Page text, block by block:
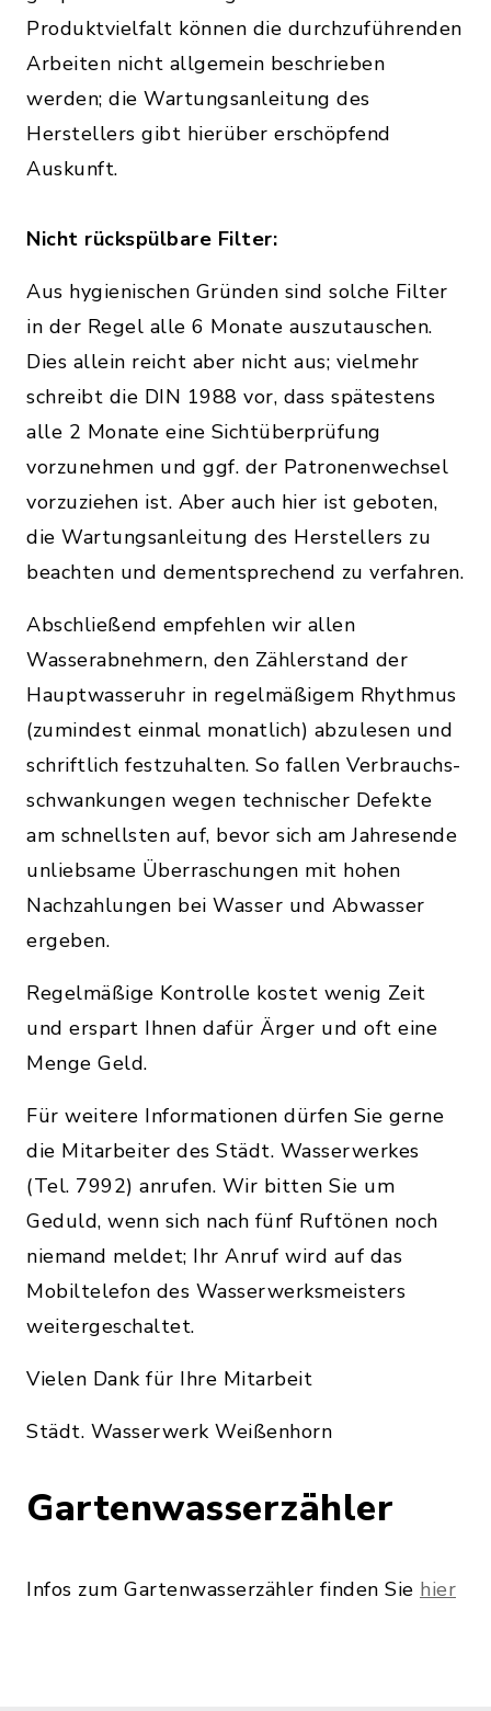
Produktvielfalt können die durchzuführenden
Arbeiten nicht allgemein beschrieben
werden; die Wartungsanleitung des
Herstellers gibt hierüber erschöpfend
Auskunft.
Nicht rückspülbare Filter:
Aus hygienischen Gründen sind solche Filter
in der Regel alle 6 Monate auszutauschen.
Dies allein reicht aber nicht aus; vielmehr
schreibt die DIN 1988 vor, dass spätestens
alle 2 Monate eine Sichtüberprüfung
vorzunehmen und ggf. der Patronenwechsel
vorzuziehen ist. Aber auch hier ist geboten,
die Wartungsanleitung des Herstellers zu
beachten und dementsprechend zu verfahren.
Abschließend empfehlen wir allen
Wasserabnehmern, den Zählerstand der
Hauptwasseruhr in regelmäßigem Rhythmus
(zumindest einmal monatlich) abzulesen und
schriftlich festzuhalten. So fallen Verbrauchs-
schwankungen wegen technischer Defekte
am schnellsten auf, bevor sich am Jahresende
unliebsame Überraschungen mit hohen
Nachzahlungen bei Wasser und Abwasser
ergeben.
Regelmäßige Kontrolle kostet wenig Zeit
und erspart Ihnen dafür Ärger und oft eine
Menge Geld.
Für weitere Informationen dürfen Sie gerne
die Mitarbeiter des Städt. Wasserwerkes
(Tel. 7992) anrufen. Wir bitten Sie um
Geduld, wenn sich nach fünf Ruftönen noch
niemand meldet; Ihr Anruf wird auf das
Mobiltelefon des Wasserwerksmeisters
weitergeschaltet.
Vielen Dank für Ihre Mitarbeit
Städt. Wasserwerk Weißenhorn
Gartenwasserzähler
Infos zum Gartenwasserzähler finden Sie hier